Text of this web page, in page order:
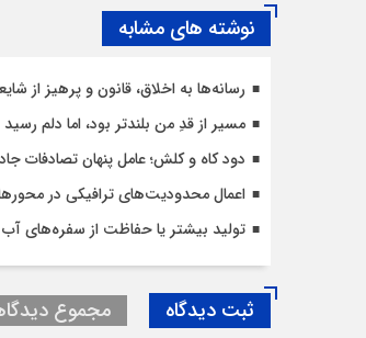
نوشته های مشابه
رسانه‌ها به اخلاق، قانون و پرهیز از
مسیر از قدِ من بلندتر بود، اما دلم رسید
دود کاه و کلش؛ عامل پنهان تصادفات
اعمال محدودیت‌‌های ترافیکی در
تولید بیشتر یا حفاظت از سفره‌های آب
ثبت دیدگاه مجموع